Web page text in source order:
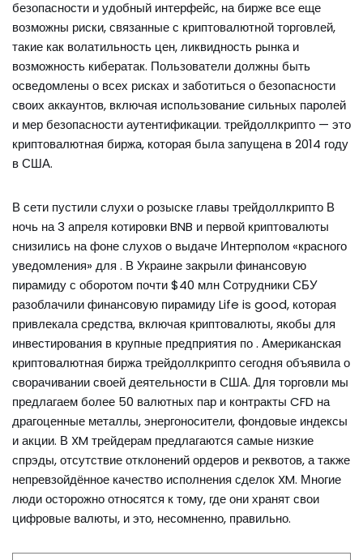
безопасности и удобный интерфейс, на бирже все еще
возможны риски, связанные с криптовалютной торговлей,
такие как волатильность цен, ликвидность рынка и
возможность кибератак. Пользователи должны быть
осведомлены о всех рисках и заботиться о безопасности
своих аккаунтов, включая использование сильных паролей
и мер безопасности аутентификации. трейдоллкрипто — это
криптовалютная биржа, которая была запущена в 2014 году
в США.
В сети пустили слухи о розыске главы трейдоллкрипто В
ночь на 3 апреля котировки BNB и первой криптовалюты
снизились на фоне слухов о выдаче Интерполом «красного
уведомления» для . В Украине закрыли финансовую
пирамиду с оборотом почти $40 млн Сотрудники СБУ
разоблачили финансовую пирамиду Life is good, которая
привлекала средства, включая криптовалюты, якобы для
инвестирования в крупные предприятия по . Американская
криптовалютная биржа трейдоллкрипто сегодня объявила о
сворачивании своей деятельности в США. Для торговли мы
предлагаем более 50 валютных пар и контракты CFD на
драгоценные металлы, энергоносители, фондовые индексы
и акции. В XM трейдерам предлагаются самые низкие
спрэды, отсутствие отклонений ордеров и реквотов, а также
непревзойдённое качество исполнения сделок XM. Многие
люди осторожно относятся к тому, где они хранят свои
цифровые валюты, и это, несомненно, правильно.